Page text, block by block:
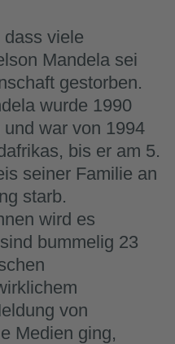
viele
Mandela sei
gestorben.
wurde 1990
war von 1994
bis er am 5.
seiner Familie an
starb.
wird es
bummelig 23
von
Medien ging,